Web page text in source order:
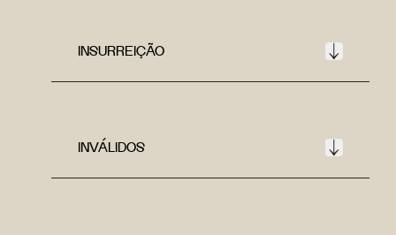
INSURREIÇÃO
INVÁLIDOS